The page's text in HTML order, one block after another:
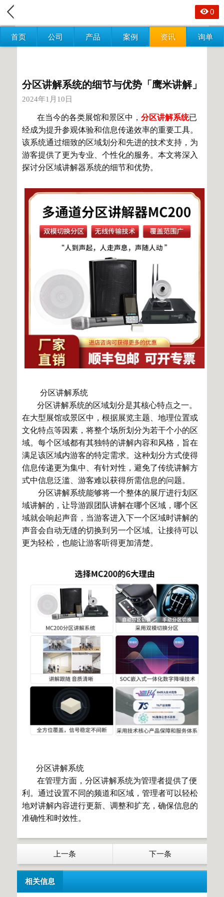
首页 公司 产品 案例 资讯 询单
0
分区讲解系统的细节与优势「鹰米讲解」
2024年1月10日
在当今的各类展馆和景区中， 分区讲解系统已
经成为提升参观体验和信息传递效率的重要工具。
该系统通过细致的区域划分和先进的技术支持，为
游客提供了更为专业、个性化的服务。本文将深入
探讨分区域讲解器系统的细节和优势。
分区讲解系统
分区讲解系统的区域划分是其核心特点之一。
在大型展馆或景区中，根据展览主题、地理位置或
文化特点等因素，将整个场所划分为若干个小的区
域。每个区域都有其独特的讲解内容和风格，旨在
满足该区域内游客的特定需求。这种划分方式使得
信息传递更为集中、有针对性，避免了传统讲解方
式中信息泛滥、游客难以获得所需信息的问题。
分区讲解系统能够将一个整体的展厅进行划区
域讲解的，让导游跟团队讲解在哪个区域，哪个区
域就会响起声音，当游客进入下一个区域时讲解的
声音会自动无缝的切换到另一个区域。让接待可以
更为轻松，也能让游客听得更加清楚。
分区讲解系统
在管理方面，分区讲解系统为管理者提供了便
利。通过设置不同的频道和区域，管理者可以轻松
地对讲解内容进行更新、调整和扩充，确保信息的
准确性和时效性。
上一条 下一条
相关信息